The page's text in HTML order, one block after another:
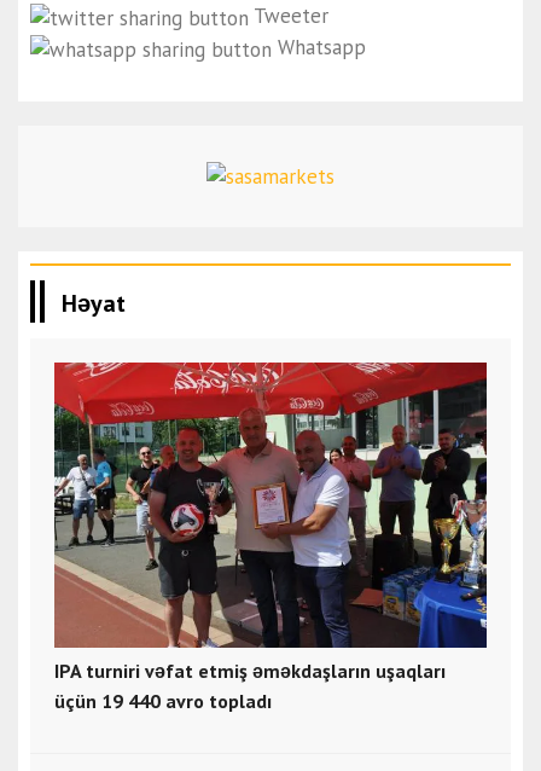
Tweeter
Whatsapp
Həyat
IPA turniri vəfat etmiş əməkdaşların uşaqları
üçün 19 440 avro topladı